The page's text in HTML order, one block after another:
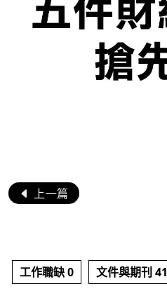
上一篇
工作職缺 0 文件與期刊 41